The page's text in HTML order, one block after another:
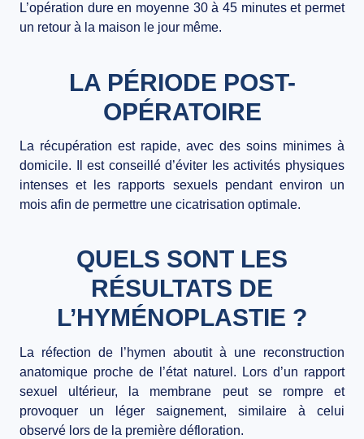
L’opération dure en moyenne 30 à 45 minutes et permet
un retour à la maison le jour même.
LA PÉRIODE POST-
OPÉRATOIRE
La récupération est rapide, avec des soins minimes à
domicile. Il est conseillé d’éviter les activités physiques
intenses et les rapports sexuels pendant environ un
mois afin de permettre une cicatrisation optimale.
QUELS SONT LES
RÉSULTATS DE
L’HYMÉNOPLASTIE ?
La réfection de l’hymen aboutit à une reconstruction
anatomique proche de l’état naturel. Lors d’un rapport
sexuel ultérieur, la membrane peut se rompre et
provoquer un léger saignement, similaire à celui
observé lors de la première défloration.